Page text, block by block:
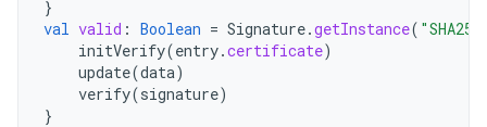
}
val valid : Boolean = Signature.getInstance(
initVerify(entry.certificate)
update(data)
verify(signature)
}